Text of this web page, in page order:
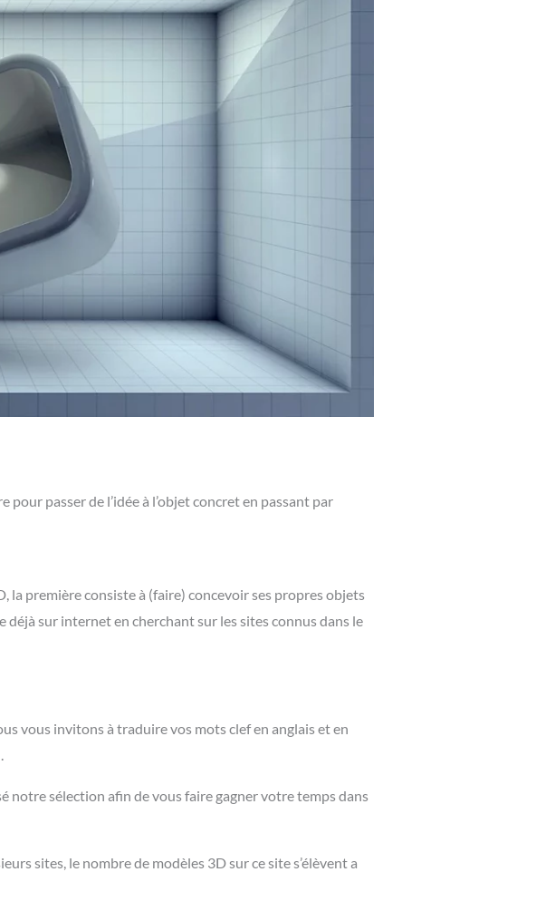
passer de l’idée à l’objet concret en passant par
la première consiste à (faire) concevoir ses propres objets
sur internet en cherchant sur les sites connus dans le
vous invitons à traduire vos mots clef en anglais et en
notre sélection afin de vous faire gagner votre temps dans
sites, le nombre de modèles 3D sur ce site s’élèvent a